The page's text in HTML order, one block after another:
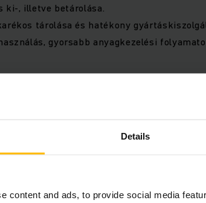
Details
content and ads, to provide social media
ki-, illetve betárolása.
tárolása és hatékony
gyorsabb anyagkezelési